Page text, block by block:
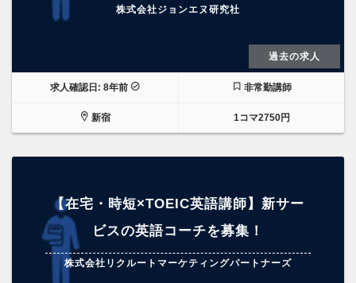
株式会社ジョンエヌ研究社
過去の求人
求人確認日: 8年前 非常勤講師
新宿 1コマ2750円
【在宅・時短×TOEIC英語講師】新サー
ビスの英語コーチを募集！
株式会社リクルートマーケティングパートナーズ